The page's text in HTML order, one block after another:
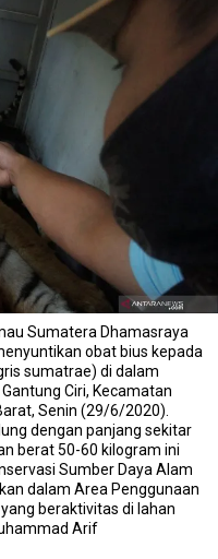
Sumatera Dhamasraya
obat bius kepada
sumatrae) di dalam
Ciri, Kecamatan
Senin (29/6/2020).
dengan panjang sekitar
berat 50-60 kilogram ini
Sumber Daya Alam
dalam Area Penggunaan
beraktivitas di lahan
Arif